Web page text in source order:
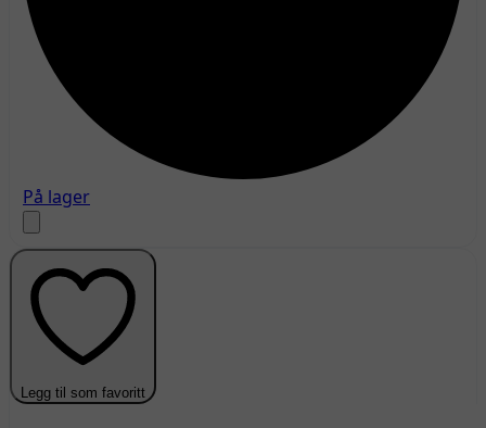
På lager
Legg til som favoritt